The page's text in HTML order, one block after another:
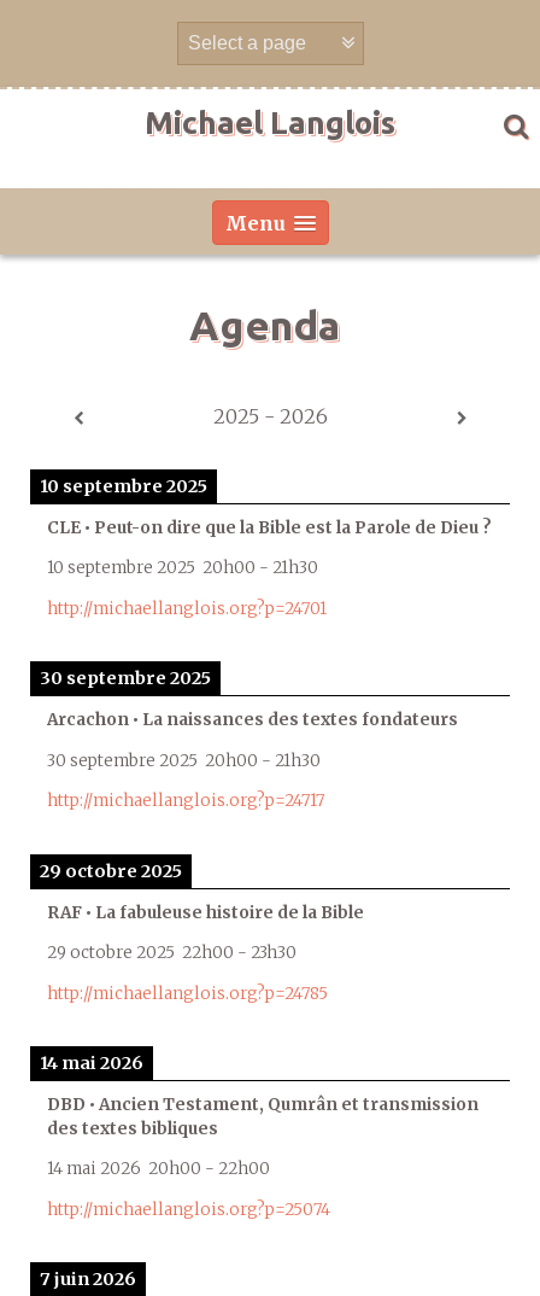
Michael Langlois
Menu
Agenda
2025 - 2026
10 septembre 2025
CLE • Peut-on dire que la Bible est la Parole de Dieu ?
10 septembre 2025 20h00 - 21h30
http://michaellanglois.org?p=24701
30 septembre 2025
Arcachon • La naissances des textes fondateurs
30 septembre 2025 20h00 - 21h30
http://michaellanglois.org?p=24717
29 octobre 2025
RAF • La fabuleuse histoire de la Bible
29 octobre 2025 22h00 - 23h30
http://michaellanglois.org?p=24785
14 mai 2026
DBD • Ancien Testament, Qumrân et transmission
des textes bibliques
14 mai 2026 20h00 - 22h00
http://michaellanglois.org?p=25074
7 juin 2026